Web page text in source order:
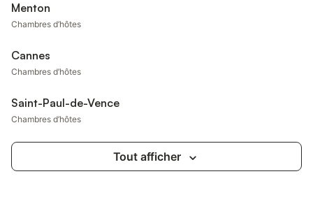
Menton
Chambres d’hôtes
Cannes
Chambres d’hôtes
Saint-Paul-de-Vence
Chambres d’hôtes
Tout afficher